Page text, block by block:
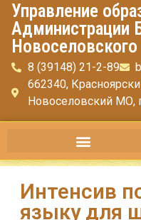
Управление
Администрации
8 (39148) 21-2-89
662340,
Новоселовский МО,
Интенсив
языку для